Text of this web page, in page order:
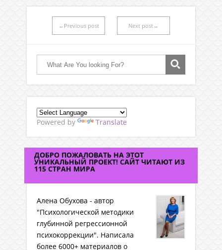
←Previous post Next post→
Powered by Translate
ДОБРО ПОЖАЛОВАТЬ НА ЭТОТ
УНИКАЛЬНЫЙ ПРОЕКТ! САЙТ ЧИТАЮТ ИЗ
115 СТРАН МИРА
Алена Обухова - автор
"Психологической методики
глубинной регрессионной
психокоррекции". Написала
более 6000+ материалов о